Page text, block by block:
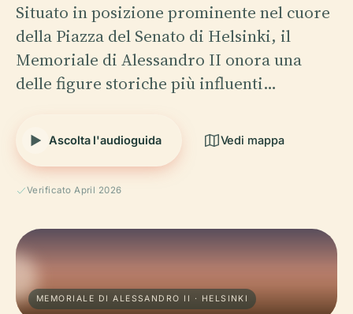
Situato in posizione prominente nel cuore
della Piazza del Senato di Helsinki, il
Memoriale di Alessandro II onora una
delle figure storiche più influenti…
Ascolta l'audioguida Vedi mappa
Verificato April 2026
MEMORIALE DI ALESSANDRO II · HELSINKI